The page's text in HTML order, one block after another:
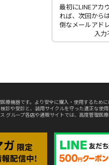
最初にLINEアカ
れば、次回から
倒なメールアド
入力
療機器です。より安全に購入・使用するために
診や受診と、装用サイクルを守った適正な
グループ各店や通販サイトでは、高度管理医